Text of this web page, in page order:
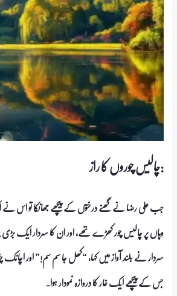
چالیس چوروں کا راز:
جب علی رضا نے گھنے درختوں کے پیچھے جھانکا تو اس نے
وہاں پر چالیس چور کھڑے تھے، اور ان کا سردار ایک بڑی
سردار نے بلند آواز میں کہا، “کھل جا سم سم!” اور
جس کے پیچھے ایک غار کا دروازہ نمودار ہوا۔